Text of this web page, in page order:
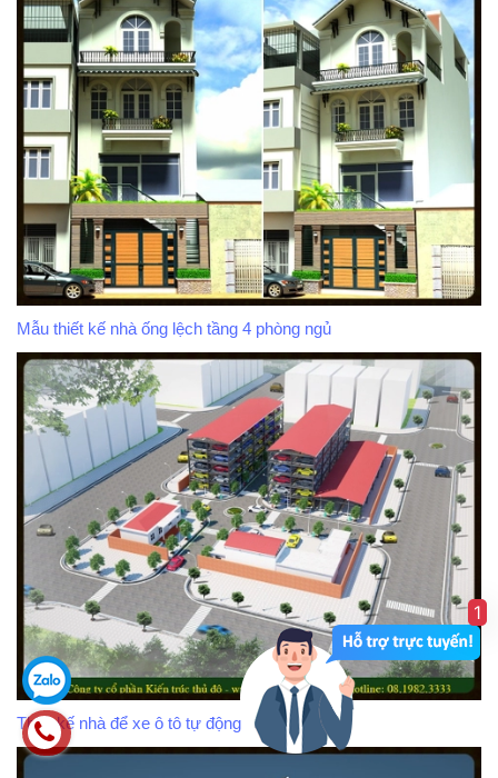
Mẫu thiết kế nhà ống lệch tầng 4 phòng ngủ
Thiết kế nhà để xe ô tô tự động
1